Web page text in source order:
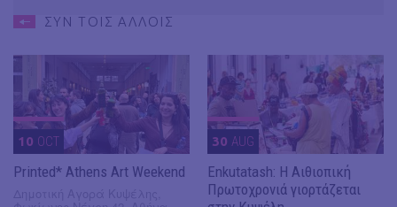
ΣΥΝ ΤΟΙΣ ΑΛΛΟΙΣ
10 OCT
Printed* Athens Art Weekend
30 AUG
Enkutatash: Η Αιθιοπική
Πρωτοχρονιά γιορτάζεται